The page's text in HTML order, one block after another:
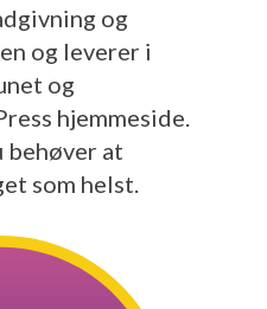
og
og leverer i
og
hjemmeside.
behøver at
som helst.